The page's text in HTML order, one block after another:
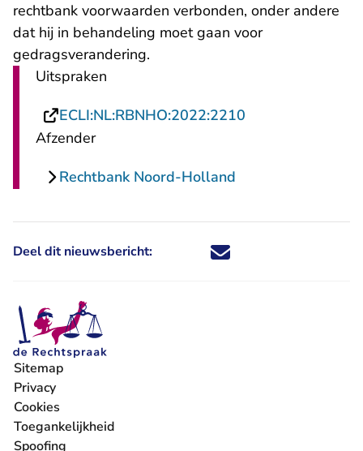
rechtbank voorwaarden verbonden, onder andere
dat hij in behandeling moet gaan voor
gedragsverandering.
Uitspraken
ECLI:NL:RBNHO:2022:2210
Afzender
Rechtbank Noord-Holland
Deel dit nieuwsbericht: Deel dit nieuwsbericht via X -
Deel dit nieuwsbericht via
Deel dit nieuwsbericht
Deel dit
Sitemap
Privacy
Cookies
Toegankelijkheid
Spoofing